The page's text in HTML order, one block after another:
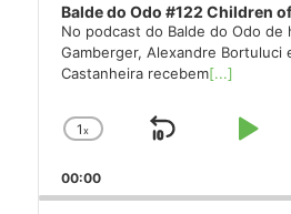
Balde do Odo #122 Children
No podcast do Balde do Odo de
Gamberger, Alexandre Bortuluci
Castanheira recebem[...]
Change
Rate
1x
Skip
Play
00:00